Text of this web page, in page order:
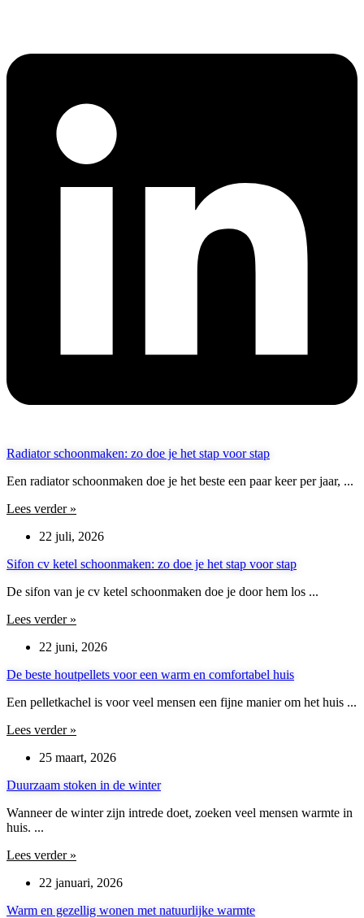
Radiator schoonmaken: zo doe je het stap voor stap
Een radiator schoonmaken doe je het beste een paar keer per jaar, ...
Lees verder »
22 juli, 2026
Sifon cv ketel schoonmaken: zo doe je het stap voor stap
De sifon van je cv ketel schoonmaken doe je door hem los ...
Lees verder »
22 juni, 2026
De beste houtpellets voor een warm en comfortabel huis
Een pelletkachel is voor veel mensen een fijne manier om het huis ...
Lees verder »
25 maart, 2026
Duurzaam stoken in de winter
Wanneer de winter zijn intrede doet, zoeken veel mensen warmte in
huis. ...
Lees verder »
22 januari, 2026
Warm en gezellig wonen met natuurlijke warmte